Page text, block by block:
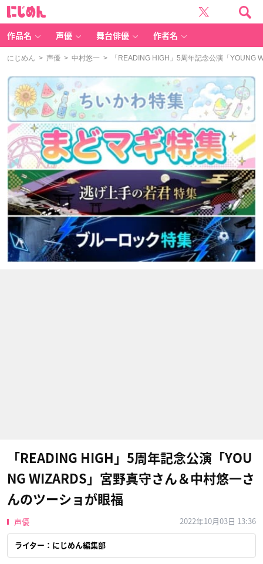
作品名 声優 舞台俳優 作者名
にじめん > 声優 > 中村悠一 > 「READING HIGH」5周年記念公演「YOUNG
「READING HIGH」5周年記念公演「YOU
NG WIZARDS」宮野真守さん＆中村悠一さ
んのツーショが眼福
声優 2022年10月03日 13:36
ライター：にじめん編集部